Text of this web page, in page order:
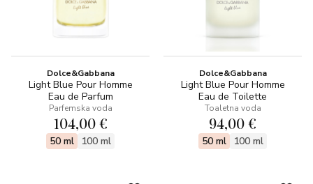
Dolce&Gabbana
Light Blue Pour Homme
Eau de Parfum
Parfemska voda
104,00 €
50 ml 100 ml
Dolce&Gabbana
Light Blue Pour Homme
Eau de Toilette
Toaletna voda
94,00 €
50 ml 100 ml